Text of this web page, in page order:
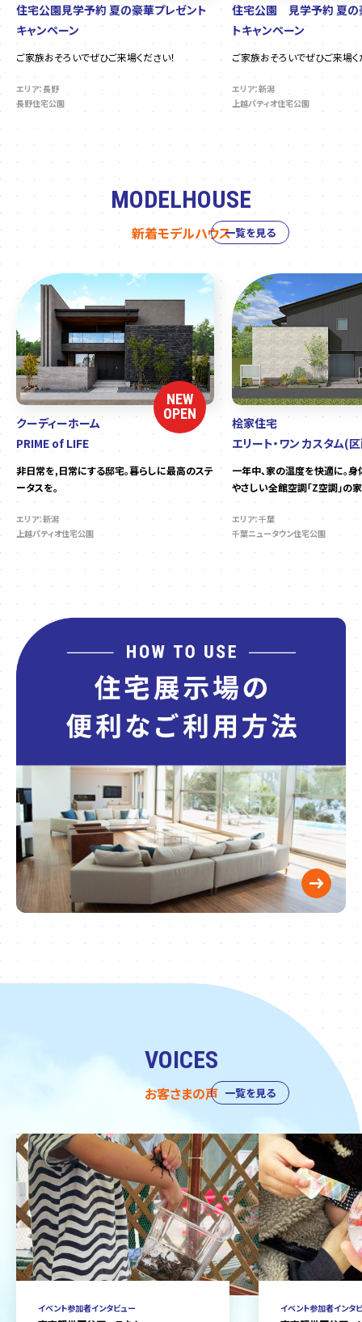
住宅公園見学予約 夏の豪華プレゼント
キャンペーン
ご家族おそろいでぜひご来場ください！
エリア：長野
長野住宅公園
住宅公園 見学予約 夏の
トキャンペーン
ご家族おそろいでぜひご来場く
エリア：新潟
上越パティオ住宅公園
MODELHOUSE
新着モデルハウス
NEW
OPEN
クーディーホーム
PRIME of LIFE
非日常を,日常にする邸宅。暮らしに最高のステ
ータスを。
エリア：新潟
上越パティオ住宅公園
桧家住宅
エリート・ワン カスタム(
一年中、家の温度を快適に。
やさしい全館空調「Z空調」の家
エリア：千葉
千葉ニュータウン住宅公園
一覧を見る
VOICES
お客さまの声
イベント参加者インタビュー イベント参加者インタ
一覧を見る